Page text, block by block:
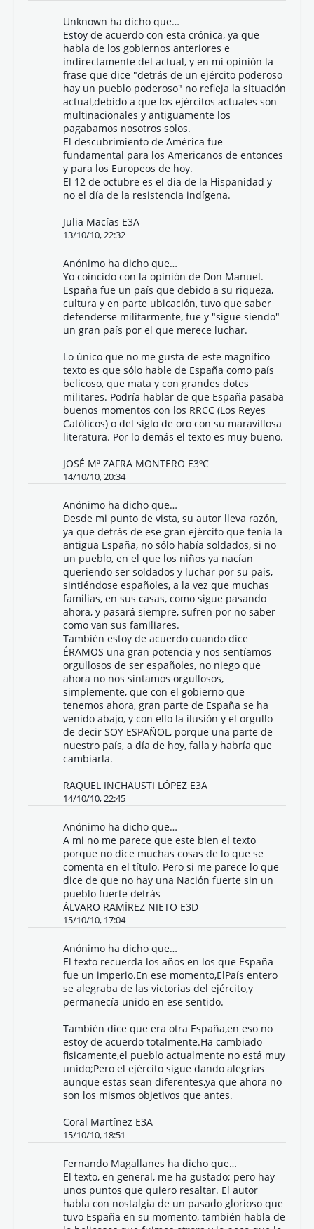
Unknown ha dicho que…
Estoy de acuerdo con esta crónica, ya que
habla de los gobiernos anteriores e
indirectamente del actual, y en mi opinión la
frase que dice "detrás de un ejército poderoso
hay un pueblo poderoso" no refleja la situación
actual,debido a que los ejércitos actuales son
multinacionales y antiguamente los
pagabamos nosotros solos.
El descubrimiento de América fue
fundamental para los Americanos de entonces
y para los Europeos de hoy.
El 12 de octubre es el día de la Hispanidad y
no el día de la resistencia indígena.
Julia Macías E3A
13/10/10, 22:32
Anónimo ha dicho que…
Yo coincido con la opinión de Don Manuel.
España fue un país que debido a su riqueza,
cultura y en parte ubicación, tuvo que saber
defenderse militarmente, fue y "sigue siendo"
un gran país por el que merece luchar.
Lo único que no me gusta de este magnífico
texto es que sólo hable de España como país
belicoso, que mata y con grandes dotes
militares. Podría hablar de que España pasaba
buenos momentos con los RRCC (Los Reyes
Católicos) o del siglo de oro con su maravillosa
literatura. Por lo demás el texto es muy bueno.
JOSÉ Mª ZAFRA MONTERO E3ºC
14/10/10, 20:34
Anónimo ha dicho que…
Desde mi punto de vista, su autor lleva razón,
ya que detrás de ese gran ejército que tenía la
antigua España, no sólo había soldados, si no
un pueblo, en el que los niños ya nacían
queriendo ser soldados y luchar por su país,
sintiéndose españoles, a la vez que muchas
familias, en sus casas, como sigue pasando
ahora, y pasará siempre, sufren por no saber
como van sus familiares.
También estoy de acuerdo cuando dice
ÉRAMOS una gran potencia y nos sentíamos
orgullosos de ser españoles, no niego que
ahora no nos sintamos orgullosos,
simplemente, que con el gobierno que
tenemos ahora, gran parte de España se ha
venido abajo, y con ello la ilusión y el orgullo
de decir SOY ESPAÑOL, porque una parte de
nuestro país, a día de hoy, falla y habría que
cambiarla.
RAQUEL INCHAUSTI LÓPEZ E3A
14/10/10, 22:45
Anónimo ha dicho que…
A mi no me parece que este bien el texto
porque no dice muchas cosas de lo que se
comenta en el título. Pero si me parece lo que
dice de que no hay una Nación fuerte sin un
pueblo fuerte detrás
ÁLVARO RAMÍREZ NIETO E3D
15/10/10, 17:04
Anónimo ha dicho que…
El texto recuerda los años en los que España
fue un imperio.En ese momento,ElPaís entero
se alegraba de las victorias del ejército,y
permanecía unido en ese sentido.
También dice que era otra España,en eso no
estoy de acuerdo totalmente.Ha cambiado
fisicamente,el pueblo actualmente no está muy
unido;Pero el ejército sigue dando alegrías
aunque estas sean diferentes,ya que ahora no
son los mismos objetivos que antes.
Coral Martínez E3A
15/10/10, 18:51
Fernando Magallanes ha dicho que…
El texto, en general, me ha gustado; pero hay
unos puntos que quiero resaltar. El autor
habla con nostalgia de un pasado glorioso que
tuvo España en su momento, también habla de